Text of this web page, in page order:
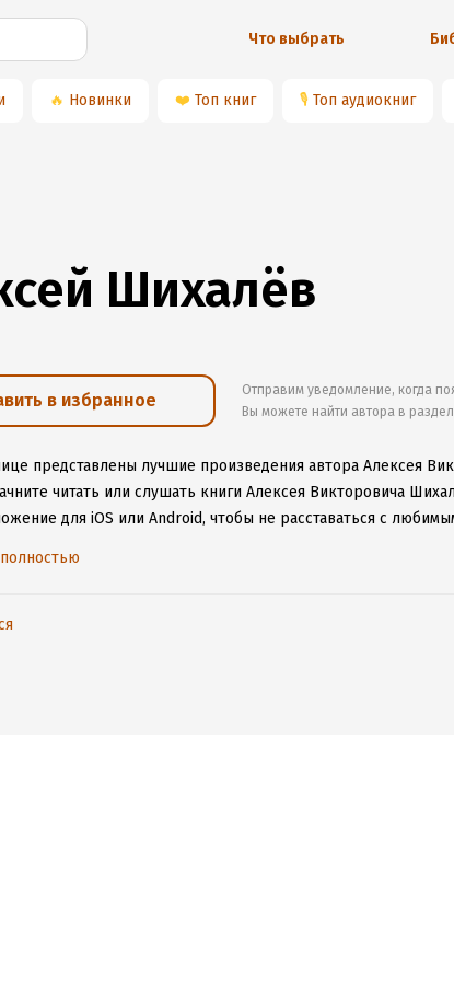
Что выбрать
🔥 Новинки ❤️ Топ книг 🎙 Топ аудиокниг
Шихалёв
в избранное
Отправим уведомление, когда
Вы можете найти автора в
представлены лучшие произведения автора Алексея
читать или слушать книги Алексея Викторовича
для iOS или Android, чтобы не расставаться с